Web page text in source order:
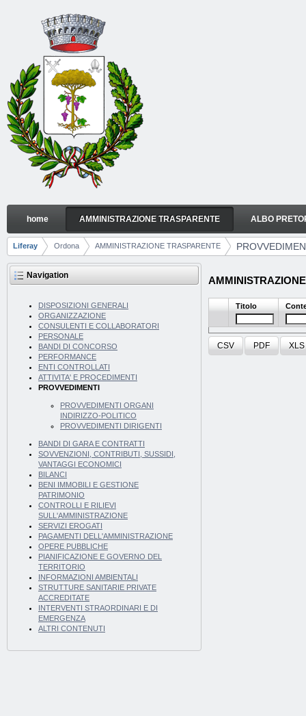
Skip to Content
PROVVEDIMENTI
Navigation
home AMMINISTRAZIONE TRASPARENTE ALBO
Breadcrumbs
Liferay Ordona AMMINISTRAZIONE TRASPARENTE
Navigation
DISPOSIZIONI GENERALI
ORGANIZZAZIONE
CONSULENTI E COLLABORATORI
PERSONALE
BANDI DI CONCORSO
PERFORMANCE
ENTI CONTROLLATI
ATTIVITA' E PROCEDIMENTI
PROVVEDIMENTI
PROVVEDIMENTI ORGANI
INDIRIZZO-POLITICO
PROVVEDIMENTI DIRIGENTI
BANDI DI GARA E CONTRATTI
SOVVENZIONI, CONTRIBUTI, SUSSIDI,
VANTAGGI ECONOMICI
BILANCI
BENI IMMOBILI E GESTIONE
PATRIMONIO
CONTROLLI E RILIEVI
SULL'AMMINISTRAZIONE
SERVIZI EROGATI
PAGAMENTI DELL'AMMINISTRAZIONE
OPERE PUBBLICHE
PIANIFICAZIONE E GOVERNO DEL
TERRITORIO
INFORMAZIONI AMBIENTALI
STRUTTURE SANITARIE PRIVATE
ACCREDITATE
INTERVENTI STRAORDINARI E DI
EMERGENZA
ALTRI CONTENUTI
Titolo
CSV PDF XLS